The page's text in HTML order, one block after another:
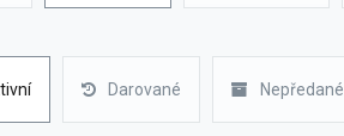
Darované Nepředané